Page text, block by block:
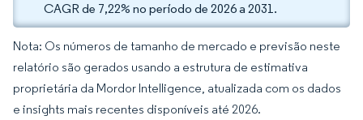
CAGR de 7,22% no período de 2026 a 2031.
Nota: Os números de tamanho de mercado e previsão neste
relatório são gerados usando a estrutura de estimativa
proprietária da Mordor Intelligence, atualizada com os dados
e insights mais recentes disponíveis até 2026.